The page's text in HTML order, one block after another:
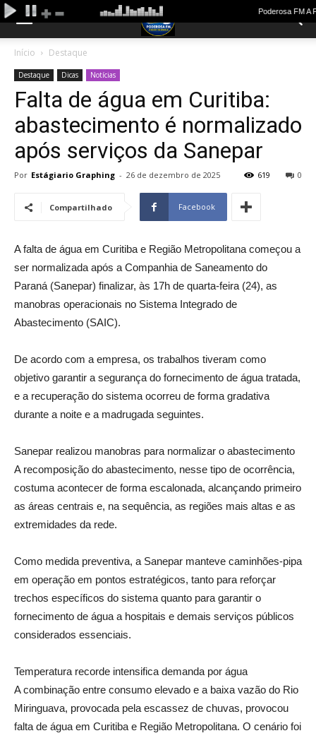
Início Destaque
Destaque Dicas Notícias
Falta de água em Curitiba:
abastecimento é normalizado
após serviços da Sanepar
Por Estágiario Graphing - 26 de dezembro de 2025 0
619
Compartilhado Facebook
A falta de água em Curitiba e Região Metropolitana começou a
ser normalizada após a Companhia de Saneamento do
Paraná (Sanepar) finalizar, às 17h de quarta-feira (24), as
manobras operacionais no Sistema Integrado de
Abastecimento (SAIC).
De acordo com a empresa, os trabalhos tiveram como
objetivo garantir a segurança do fornecimento de água tratada,
e a recuperação do sistema ocorreu de forma gradativa
durante a noite e a madrugada seguintes.
Sanepar realizou manobras para normalizar o abastecimento
A recomposição do abastecimento, nesse tipo de ocorrência,
costuma acontecer de forma escalonada, alcançando primeiro
as áreas centrais e, na sequência, as regiões mais altas e as
extremidades da rede.
Como medida preventiva, a Sanepar manteve caminhões-pipa
em operação em pontos estratégicos, tanto para reforçar
trechos específicos do sistema quanto para garantir o
fornecimento de água a hospitais e demais serviços públicos
considerados essenciais.
Temperatura recorde intensifica demanda por água
A combinação entre consumo elevado e a baixa vazão do Rio
Miringuava, provocada pela escassez de chuvas, provocou
falta de água em Curitiba e Região Metropolitana. O cenário foi